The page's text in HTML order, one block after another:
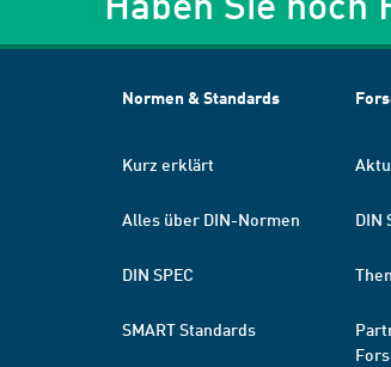
Normen & Standards
Kurz erklärt
Alles über DIN-Normen
DIN SPEC
SMART Standards
DIN